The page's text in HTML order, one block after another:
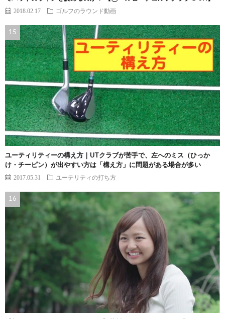
2018.02.17 ゴルフのラウンド動画
ユーティリティーの構え方｜UTクラブが苦手で、左へのミス（ひっか
け・チーピン）が出やすい方は「構え方」に問題がある場合が多い
2017.05.31 ユーテリティの打ち方